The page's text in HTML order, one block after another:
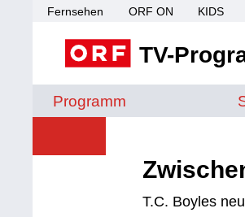
Fernsehen ORF ON KIDS
TV-
Programm
T.C. Boyles